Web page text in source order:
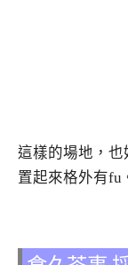
這樣的場地，
置起來格外有fu